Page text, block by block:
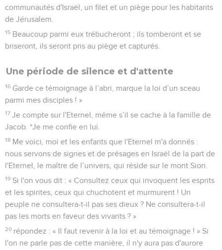
communautés d'Israël, un filet et un piège pour les habitants
de Jérusalem.
15 Beaucoup parmi eux trébucheront ; ils tomberont et se
briseront, ils seront pris au piège et capturés.
Une période de silence et d'attente
16 Garde ce témoignage à l’abri, marque la loi d’un sceau
parmi mes disciples ! »
17 Je compte sur l'Eternel, même s’il se cache à la famille de
Jacob. *Je me confie en lui.
18 Me voici, moi et les enfants que l'Eternel m'a donnés :
nous servons de signes et de présages en Israël de la part de
l'Eternel, le maître de l’univers, qui réside sur le mont Sion.
19 Si l'on vous dit : « Consultez ceux qui invoquent les esprits
et les spirites, ceux qui chuchotent et murmurent ! Un
peuple ne consultera-t-il pas ses dieux ? Ne consultera-t-il
pas les morts en faveur des vivants ? »
20 répondez : « Il faut revenir à la loi et au témoignage ! » Si
l'on ne parle pas de cette manière, il n'y aura pas d'aurore